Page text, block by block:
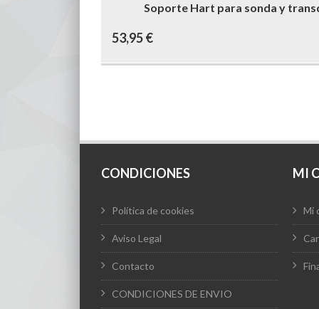
Soporte Hart para sonda y
53,95€
CONDICIONES
Política de cookies
Aviso Legal
Contacto
CONDICIONES DE ENVIO
MI
Mi